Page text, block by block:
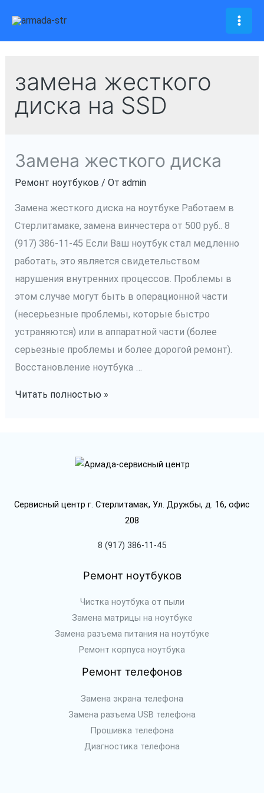
содержимому
замена жесткого
диска на SSD
Замена жесткого диска
Ремонт ноутбуков / От admin
Замена жесткого диска на ноутбуке Работаем в
Стерлитамаке, замена винчестера от 500 руб.. 8
(917) 386-11-45 Если Ваш ноутбук стал медленно
работать, это является свидетельством
нарушения внутренних процессов. Проблемы в
этом случае могут быть в операционной части
(несерьезные проблемы, которые быстро
устраняются) или в аппаратной части (более
серьезные проблемы и более дорогой ремонт).
Восстановление ноутбука …
Замена
Читать полностью »
Сервисный центр г. Стерлитамак, Ул. Дружбы, д. 16, офис
208
8 (917) 386-11-45
Ремонт ноутбуков
Чистка ноутбука от пыли
Замена матрицы на ноутбуке
Замена разъема питания на ноутбуке
Ремонт корпуса ноутбука
Ремонт телефонов
Замена экрана телефона
Замена разъема USB телефона
Прошивка телефона
Диагностика телефона